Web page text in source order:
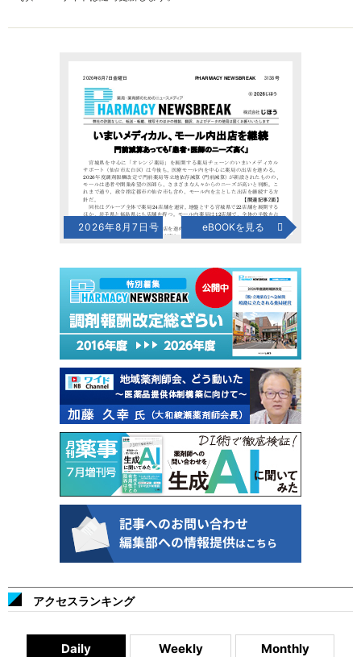
2026年8月7日号 eBOOKを見る
アクセスランキング
Daily Weekly Monthly